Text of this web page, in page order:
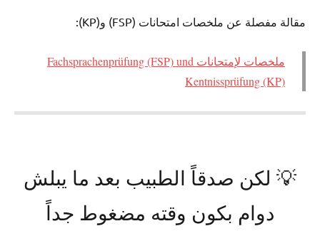
مقالة مفصلة عن ملخصات امتحانات (FSP) و(KP):
ملخصات لإمتحانات Fachsprachenprüfung (FSP) und
Kentnissprüfung (KP)
💡 لكن صدقاً الطبيب بعد ما يبلش
دوام بكون وقته مضغوط جداً